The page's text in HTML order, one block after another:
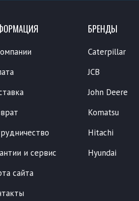
и сервис
сайта
БРЕНДЫ
Caterpillar
JCB
John Deere
Komatsu
Hitachi
Hyundai